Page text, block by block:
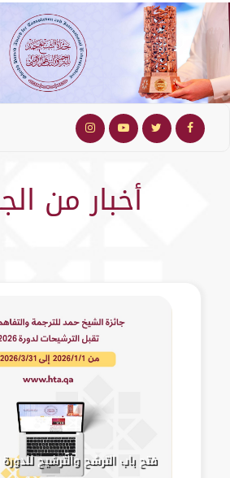
أخبار من
فتح باب الترشح والترشيح للدورة